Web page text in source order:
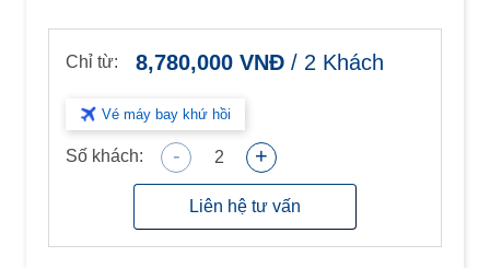
Chỉ từ: 8,780,000 VNĐ / 2 Khách
Vé máy bay khứ hồi
Số khách: - 2 +
Liên hệ tư vấn